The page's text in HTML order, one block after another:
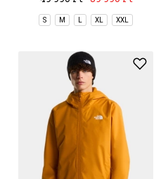
S M XL XXL